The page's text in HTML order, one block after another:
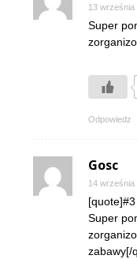
13 września
Super
Odpowiedz
Gosc
14 września
Super
zabawy[/